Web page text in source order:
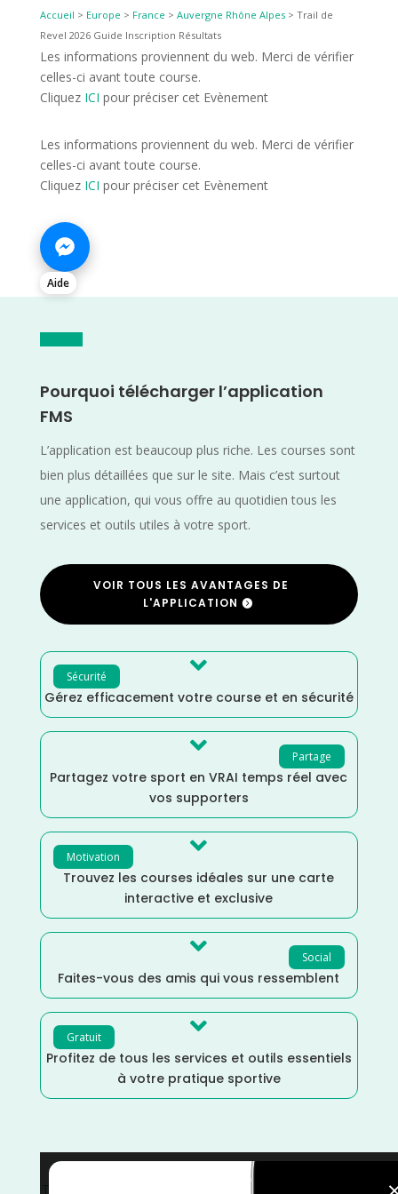
Accueil > Europe > France > Auvergne Rhône Alpes> Trail de
Revel 2026 Guide Inscription Résultats
Les informations proviennent du web. Merci de vérifier
celles-ci avant toute course.
Cliquez ICI pour préciser cet Evènement
Les informations proviennent du web. Merci de vérifier
celles-ci avant toute course.
Cliquez ICI pour préciser cet Evènement
Aide
Pourquoi télécharger l’application
FMS
L’application est beaucoup plus riche. Les courses sont
bien plus détaillées que sur le site. Mais c’est surtout
une application, qui vous offre au quotidien tous les
services et outils utiles à votre sport.
VOIR TOUS LES AVANTAGES DE
L'APPLICATION
Sécurité 
Gérez efficacement votre course et en sécurité
Partage

Partagez votre sport en VRAI temps réel avec
vos supporters
Motivation 
Trouvez les courses idéales sur une carte
interactive et exclusive
Social

Faites-vous des amis qui vous ressemblent
Gratuit 
Profitez de tous les services et outils essentiels
à votre pratique sportive
Trail